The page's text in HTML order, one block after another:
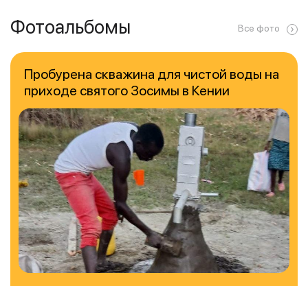
Фотоальбомы Все фото
Пробурена скважина для чистой воды на
приходе святого Зосимы в Кении